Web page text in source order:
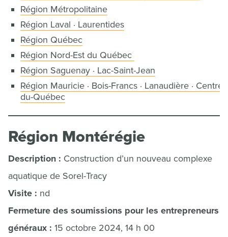
Région Métropolitaine
Région Laval · Laurentides
Région Québec
Région Nord-Est du Québec
Région Saguenay · Lac-Saint-Jean
Région Mauricie · Bois-Francs · Lanaudière · Centre-
du-Québec
Région Montérégie
Description : Construction d’un nouveau complexe
aquatique de Sorel-Tracy
Visite : nd
Fermeture des soumissions pour les entrepreneurs
généraux : 15 octobre 2024, 14 h 00